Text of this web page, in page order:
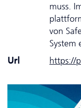
muss.
von
System
Url
https://